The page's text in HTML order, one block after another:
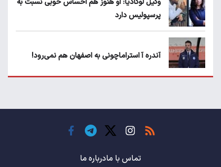
پرسپولیس دارد
آندره آ استراماچونی به اصفهان هم نمی‌رود!
حسن روی هوا!
باشگاه های جهان
تماس با مادرباره ما